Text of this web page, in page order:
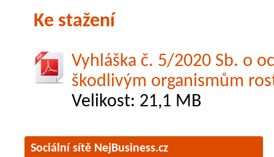
Ke stažení
Vyhláška č. 5/2020 Sb. o
škodlivým organismům
Velikost: 21,1 MB
Sociální sítě NejBusiness.cz